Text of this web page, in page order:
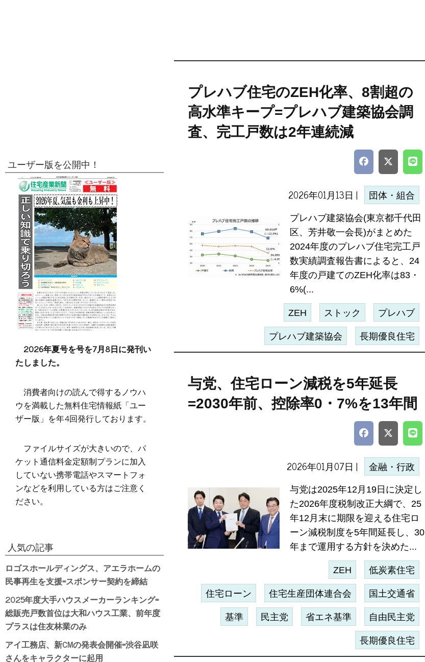
プレハブ住宅のZEH化率、8割超の
高水準キープ=プレハブ建築協会調
査、完工戸数は2年連続減
2026年01月13日 | 団体・組合
プレハブ建築協会(東京都千代田
区、芳井敬一会長)がまとめた
2024年度のプレハブ住宅完工戸
数実績調査報告書によると、24
年度の戸建てのZEH化率は83・
6%(...
ZEH ストック プレハブ
プレハブ建築協会 長期優良住宅
与党、住宅ローン減税を5年延長
=2030年前、控除率0・7%を13年間
2026年01月07日 | 金融・行政
与党は2025年12月19日に決定し
た2026年度税制改正大綱で、25
年12月末に期限を迎える住宅ロ
ーン減税制度を5年間延長し、30
年まで運用する方針を決めた...
ZEH 低炭素住宅
住宅ローン 住宅生産団体連合会 国土交通省
基準 民主党 省エネ基準 自由民主党
長期優良住宅
ユーザー版を公開中！
2026年夏号を号を7月8日に発刊い
たしました。
消費者向けの読んで得するノウハ
ウを満載した無料住宅情報紙「ユー
ザー版」を年4回発行しております。
ファイルサイズが大きいので、パ
ケット通信料金定額制プランに加入
していない携帯電話やスマートフォ
ンなどを利用している方はご注意く
ださい。
人気の記事
ロゴスホールディングス、アエラホームの
民事再生を支援=スポンサー契約を締結
2025年度大手ハウスメーカーランキング=
総販売戸数首位は大和ハウス工業、前年度
プラスは住友林業のみ
アイ工務店、新CMの発表会開催=渋谷凪咲
さんをキャラクターに起用